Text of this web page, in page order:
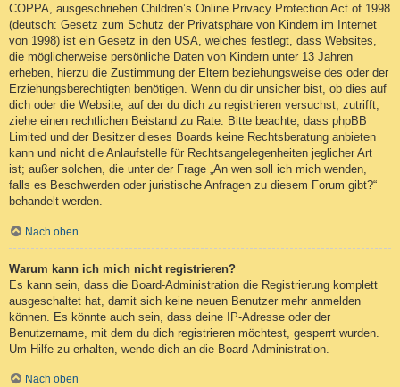
COPPA, ausgeschrieben Children’s Online Privacy Protection Act of 1998
(deutsch: Gesetz zum Schutz der Privatsphäre von Kindern im Internet
von 1998) ist ein Gesetz in den USA, welches festlegt, dass Websites,
die möglicherweise persönliche Daten von Kindern unter 13 Jahren
erheben, hierzu die Zustimmung der Eltern beziehungsweise des oder der
Erziehungsberechtigten benötigen. Wenn du dir unsicher bist, ob dies auf
dich oder die Website, auf der du dich zu registrieren versuchst, zutrifft,
ziehe einen rechtlichen Beistand zu Rate. Bitte beachte, dass phpBB
Limited und der Besitzer dieses Boards keine Rechtsberatung anbieten
kann und nicht die Anlaufstelle für Rechtsangelegenheiten jeglicher Art
ist; außer solchen, die unter der Frage „An wen soll ich mich wenden,
falls es Beschwerden oder juristische Anfragen zu diesem Forum gibt?“
behandelt werden.
Nach oben
Warum kann ich mich nicht registrieren?
Es kann sein, dass die Board-Administration die Registrierung komplett
ausgeschaltet hat, damit sich keine neuen Benutzer mehr anmelden
können. Es könnte auch sein, dass deine IP-Adresse oder der
Benutzername, mit dem du dich registrieren möchtest, gesperrt wurden.
Um Hilfe zu erhalten, wende dich an die Board-Administration.
Nach oben